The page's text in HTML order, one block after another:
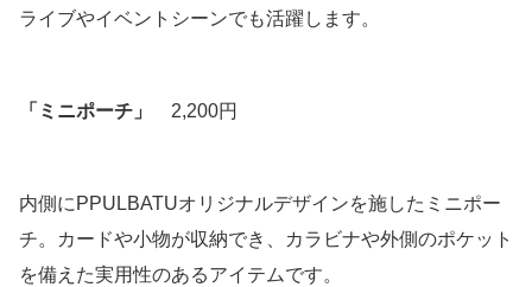
ライブやイベントシーンでも活躍します。
「ミニポーチ」 2,200円
内側にPPULBATUオリジナルデザインを施したミニポー
チ。カードや小物が収納でき、カラビナや外側のポケット
を備えた実用性のあるアイテムです。